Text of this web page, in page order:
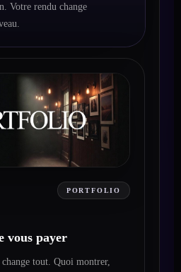
Votre rendu change
PORTFOLIO
vous payer
tout. Quoi montrer,